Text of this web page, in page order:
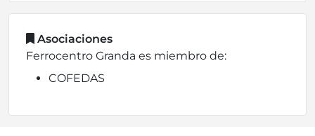
Asociaciones
Ferrocentro Granda es miembro de:
COFEDAS